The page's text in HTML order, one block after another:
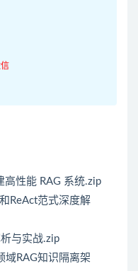
性能 RAG 系统.zip
ReAct范式深度解
与实战.zip
RAG知识隔离架